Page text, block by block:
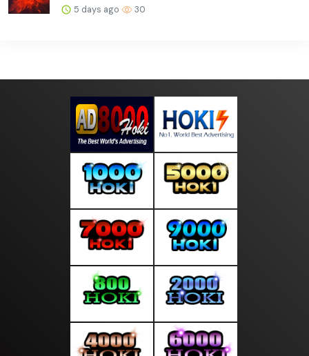
5 days ago 30